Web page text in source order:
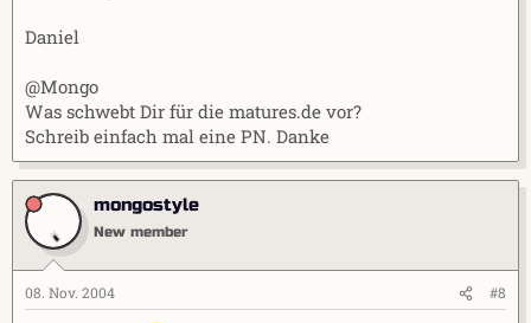
Daniel
@Mongo
Was schwebt Dir für die matures.de vor?
Schreib einfach mal eine PN. Danke
mongostyle
New member
08. Nov. 2004 #8